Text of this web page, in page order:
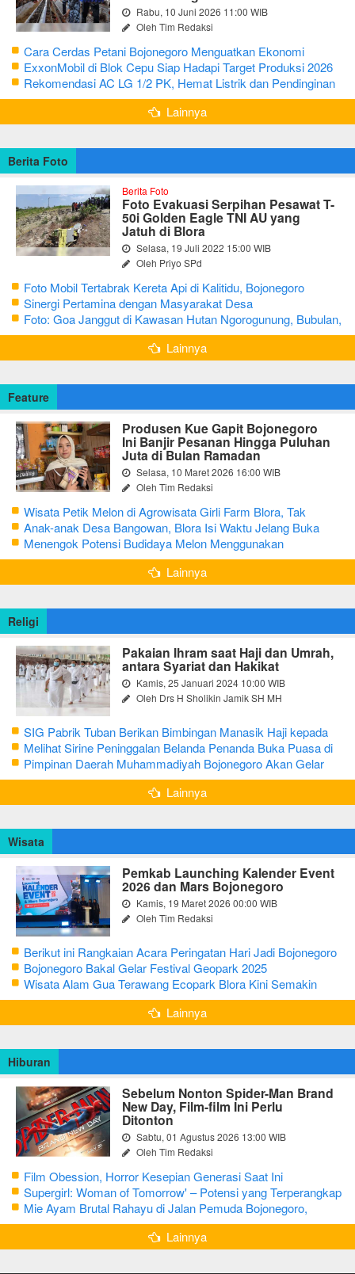
Rabu, 10 Juni 2026 11:00 WIB
Oleh Tim Redaksi
Cara Cerdas Petani Bojonegoro Menguatkan Ekonomi
Keluarga
ExxonMobil di Blok Cepu Siap Hadapi Target Produksi 2026
Rekomendasi AC LG 1/2 PK, Hemat Listrik dan Pendinginan
Maksimal
Lainnya
Berita Foto
Berita Foto
Foto Evakuasi Serpihan Pesawat T-
50i Golden Eagle TNI AU yang
Jatuh di Blora
Selasa, 19 Juli 2022 15:00 WIB
Oleh Priyo SPd
Foto Mobil Tertabrak Kereta Api di Kalitidu, Bojonegoro
Sinergi Pertamina dengan Masyarakat Desa
Foto: Goa Janggut di Kawasan Hutan Ngorogunung, Bubulan,
Bojonegoro
Lainnya
Feature
Produsen Kue Gapit Bojonegoro
Ini Banjir Pesanan Hingga Puluhan
Juta di Bulan Ramadan
Selasa, 10 Maret 2026 16:00 WIB
Oleh Tim Redaksi
Wisata Petik Melon di Agrowisata Girli Farm Blora, Tak
Sampai 5 Hari Sudah Ludes Terjual
Anak-anak Desa Bangowan, Blora Isi Waktu Jelang Buka
Puasa dengan Latihan Gamelan
Menengok Potensi Budidaya Melon Menggunakan
Greenhouse di Bojonegoro
Lainnya
Religi
Pakaian Ihram saat Haji dan Umrah,
antara Syariat dan Hakikat
Kamis, 25 Januari 2024 10:00 WIB
Oleh Drs H Sholikin Jamik SH MH
SIG Pabrik Tuban Berikan Bimbingan Manasik Haji kepada
CJH Kabupaten Tuban
Melihat Sirine Peninggalan Belanda Penanda Buka Puasa di
Pendopo Bupati Blora
Pimpinan Daerah Muhammadiyah Bojonegoro Akan Gelar
Salat Iduladha 9 Juli 2022
Lainnya
Wisata
Pemkab Launching Kalender Event
2026 dan Mars Bojonegoro
Kamis, 19 Maret 2026 00:00 WIB
Oleh Tim Redaksi
Berikut ini Rangkaian Acara Peringatan Hari Jadi Bojonegoro
Ke-348 Tahun 2025
Bojonegoro Bakal Gelar Festival Geopark 2025
Wisata Alam Gua Terawang Ecopark Blora Kini Semakin
Menarik
Lainnya
Hiburan
Sebelum Nonton Spider-Man Brand
New Day, Film-film Ini Perlu
Ditonton
Sabtu, 01 Agustus 2026 13:00 WIB
Oleh Tim Redaksi
Film Obession, Horror Kesepian Generasi Saat Ini
Supergirl: Woman of Tomorrow' – Potensi yang Terperangkap
dalam Narasi Generik
Mie Ayam Brutal Rahayu di Jalan Pemuda Bojonegoro,
Kuliner dengan Banyak Pilihan Menu
Lainnya